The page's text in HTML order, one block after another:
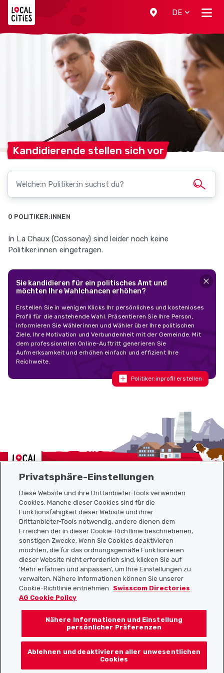
DE
Kandidierende stellen sich vor
0 POLITIKER:INNEN
In La Chaux (Cossonay) sind leider noch keine
Politiker:innen eingetragen.
Sie kandidieren für ein politisches Amt und
möchten Ihre Wahlchancen erhöhen?
Erstellen Sie in wenigen Klicks Ihr persönliches und kostenloses
Profil für die anstehende Wahl. Präsentieren Sie Ihre Person,
informieren Sie Wählerinnen und Wähler über Ihre politischen
Ziele, Ihre Motivation und Verbundenheit mit der Gemeinde. Mit
dem professionellen Online-Auftritt generieren Sie
Aufmerksamkeit und erhöhen einfach und effizient Ihre
Reichweite.
Politiker:inprofil erstellen
Localcities
Sitemap
Nützliche Links
Localcities App herunterladen
Folgt uns auf:
Privatsphäre-Einstellungen
Diese Website und ihre Drittanbieter-Tools verwenden
Cookies. Manche dieser Cookies sind für die
Funktionsfähigkeit dieser Website und ihrer
Drittanbieter-Tools notwendig, andere dienen dem
Erreichen der in dieser Cookie-Richtlinie beschriebenen,
sonstigen Zwecke. Wenn Sie Cookies deaktivieren
möchten, die für das ordnungsgemäße Funktionieren
dieser Website nicht erforderlich sind, klicken Sie auf
'Mehr erfahren und anpassen', um Ihre Einstellungen zu
verwalten. Nähere Informationen können Sie unserer
Cookie-Richtlinie entnehmen
Swisscom Directories
AG Cookie Policy
Nähere Informationen und Einstellung
persönlicher Präferenzen
Ablehnen und deaktivieren aller unwesentlichen
Cookies